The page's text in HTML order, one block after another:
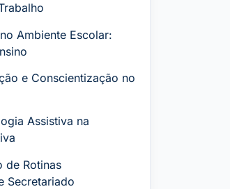
Ambiente Escolar:
e Conscientização no
Assistiva na
de Rotinas
Secretariado